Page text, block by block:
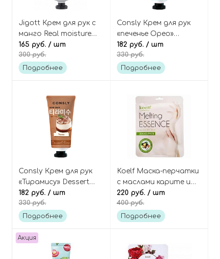
Jigott Крем для рук с
манго Real moisture
mango hand cream
165 руб. / шт
300 руб.
Подробнее
Consly Крем для рук
«печенье Орео»
Dessert time chocolate
cookie hand cream
182 руб. / шт
330 руб.
Подробнее
Consly Крем для рук
«Тирамису» Dessert
time tiramisu hand
cream
182 руб. / шт
330 руб.
Подробнее
Koelf Маска-перчатки
с маслами карите и
авокадо, Melting
essence hand pack
220 руб. / шт
400 руб.
Подробнее
Акция